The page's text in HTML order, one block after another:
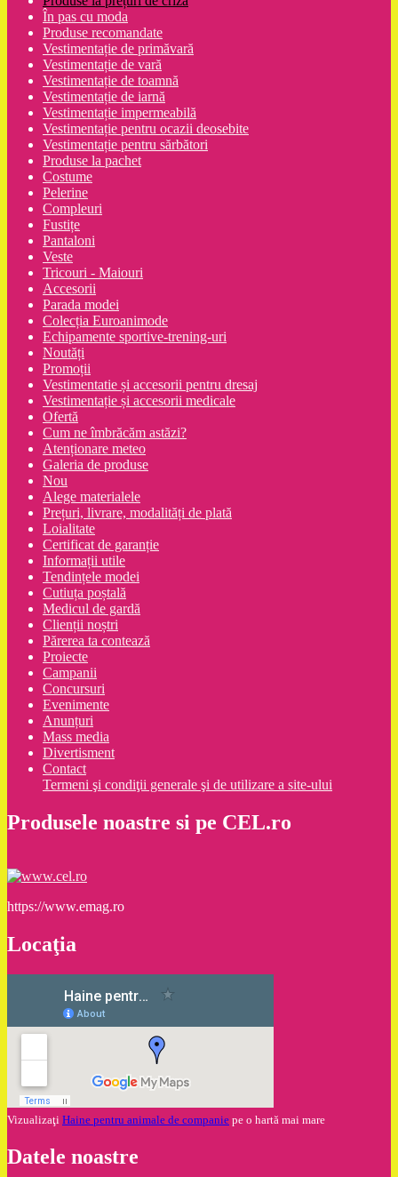
În pas cu moda
Produse recomandate
Vestimentație de primăvară
Vestimentație de vară
Vestimentație de toamnă
Vestimentație de iarnă
Vestimentație impermeabilă
Vestimentație pentru ocazii deosebite
Vestimentație pentru sărbători
Produse la pachet
Costume
Pelerine
Compleuri
Fustițe
Pantaloni
Veste
Tricouri - Maiouri
Accesorii
Parada modei
Colecția Euroanimode
Echipamente sportive-trening-uri
Noutăți
Promoții
Vestimentatie și accesorii pentru dresaj
Vestimentație și accesorii medicale
Ofertă
Cum ne îmbrăcăm astăzi?
Atenționare meteo
Galeria de produse
Nou
Alege materialele
Prețuri, livrare, modalități de plată
Loialitate
Certificat de garanție
Informații utile
Tendințele modei
Cutiuța poștală
Medicul de gardă
Clienții noștri
Părerea ta contează
Proiecte
Campanii
Concursuri
Evenimente
Anunțuri
Mass media
Divertisment
Contact
Termeni şi condiţii generale şi de utilizare a site-ului
Produsele noastre si pe CEL.ro
https://www.emag.ro
Locaţia
Vizualizaţi Haine pentru animale de companie pe o hartă mai mare
Datele noastre